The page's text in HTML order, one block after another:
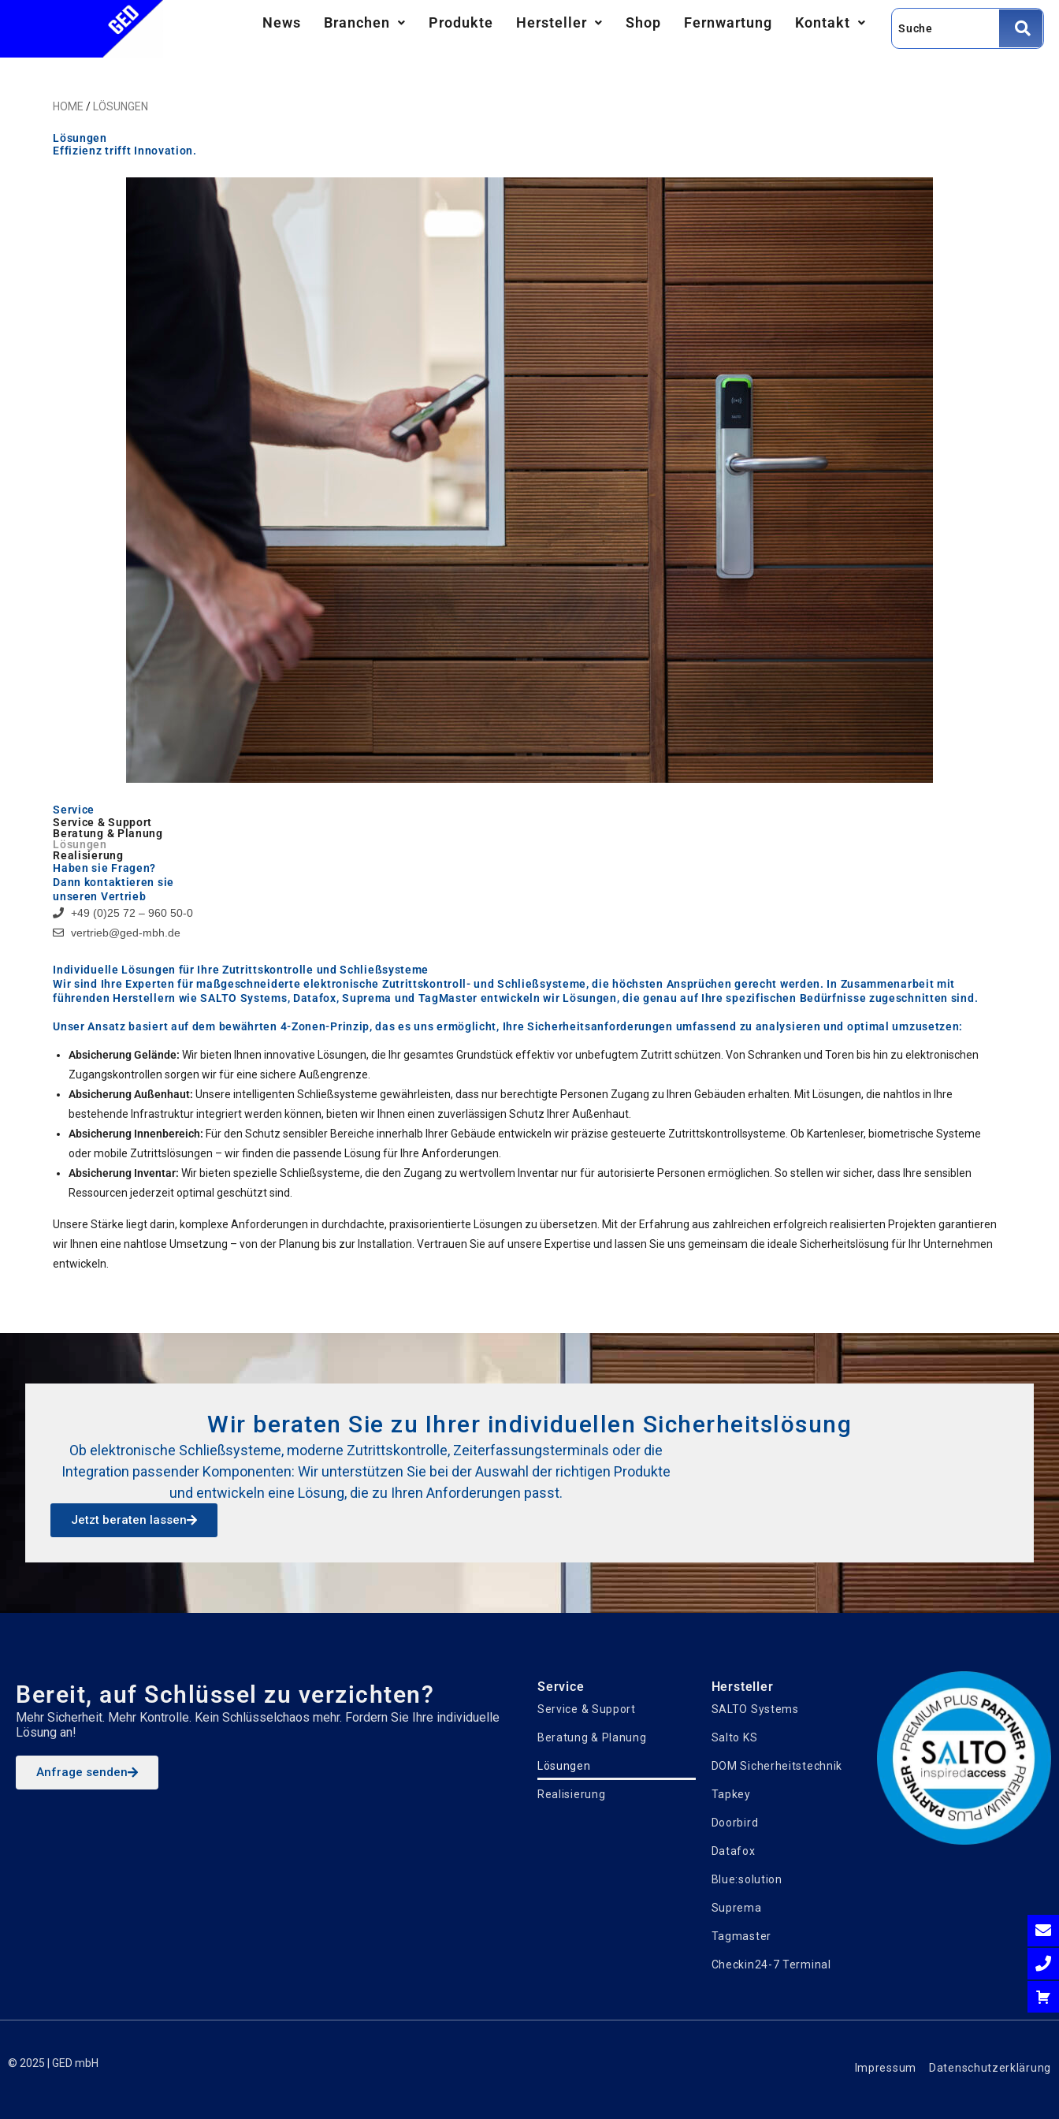
News Branchen Produkte Hersteller Shop Fernwartung Kontakt
HOME /LÖSUNGEN
Lösungen
Effizienz trifft Innovation.
Service
Service & Support
Beratung & Planung
Lösungen
Realisierung
Haben sie Fragen?
Dann kontaktieren sie
unseren Vertrieb
+49 (0)25 72 – 960 50-0
vertrieb@ged-mbh.de
Individuelle Lösungen für Ihre Zutrittskontrolle und Schließsysteme
Wir sind Ihre Experten für maßgeschneiderte elektronische Zutrittskontroll- und Schließsysteme, die höchsten Ansprüchen gerecht werden. In Zusammenarbeit mit
führenden Herstellern wie SALTO Systems, Datafox, Suprema und TagMaster entwickeln wir Lösungen, die genau auf Ihre spezifischen Bedürfnisse zugeschnitten sind.
Unser Ansatz basiert auf dem bewährten 4-Zonen-Prinzip, das es uns ermöglicht, Ihre Sicherheitsanforderungen umfassend zu analysieren und optimal umzusetzen:
Absicherung Gelände: Wir bieten Ihnen innovative Lösungen, die Ihr gesamtes Grundstück effektiv vor unbefugtem Zutritt schützen. Von Schranken und Toren bis hin zu elektronischen
Zugangskontrollen sorgen wir für eine sichere Außengrenze.
Absicherung Außenhaut: Unsere intelligenten Schließsysteme gewährleisten, dass nur berechtigte Personen Zugang zu Ihren Gebäuden erhalten. Mit Lösungen, die nahtlos in Ihre
bestehende Infrastruktur integriert werden können, bieten wir Ihnen einen zuverlässigen Schutz Ihrer Außenhaut.
Absicherung Innenbereich: Für den Schutz sensibler Bereiche innerhalb Ihrer Gebäude entwickeln wir präzise gesteuerte Zutrittskontrollsysteme. Ob Kartenleser, biometrische Systeme
oder mobile Zutrittslösungen – wir finden die passende Lösung für Ihre Anforderungen.
Absicherung Inventar: Wir bieten spezielle Schließsysteme, die den Zugang zu wertvollem Inventar nur für autorisierte Personen ermöglichen. So stellen wir sicher, dass Ihre sensiblen
Ressourcen jederzeit optimal geschützt sind.
Unsere Stärke liegt darin, komplexe Anforderungen in durchdachte, praxisorientierte Lösungen zu übersetzen. Mit der Erfahrung aus zahlreichen erfolgreich realisierten Projekten garantieren
wir Ihnen eine nahtlose Umsetzung – von der Planung bis zur Installation. Vertrauen Sie auf unsere Expertise und lassen Sie uns gemeinsam die ideale Sicherheitslösung für Ihr Unternehmen
entwickeln.
Wir beraten Sie zu Ihrer individuellen Sicherheitslösung
Ob elektronische Schließsysteme, moderne Zutrittskontrolle, Zeiterfassungsterminals oder die
Integration passender Komponenten: Wir unterstützen Sie bei der Auswahl der richtigen Produkte
und entwickeln eine Lösung, die zu Ihren Anforderungen passt.
Jetzt beraten lassen
Bereit, auf Schlüssel zu verzichten?
Mehr Sicherheit. Mehr Kontrolle. Kein Schlüsselchaos mehr. Fordern Sie Ihre individuelle
Lösung an!
Anfrage senden
Service
Service & Support
Beratung & Planung
Lösungen
Realisierung
Hersteller
SALTO Systems
Salto KS
DOM Sicherheitstechnik
Tapkey
Doorbird
Datafox
Blue:solution
Suprema
Tagmaster
Checkin24-7 Terminal
© 2025 | GED mbH Impressum Datenschutzerklärung